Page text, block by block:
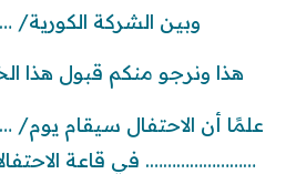
وبين الشركة
هذا ونرجو منكم قبول هذا
علمًا أن الاحتفال سيقام
……………………. في قاعة